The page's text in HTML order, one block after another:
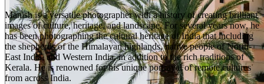
Manish is a versatile photographer with a history of creating brilliant
images of culture, heritage, and landscape. For several years now, he
has been photographing the cultural heritage of India that including
the shepherds of the Himalayan highlands, native people of North-
East India, and Western India, in addition to the rich traditions of
Kerala. He is renowned for his unique portrayal of remote cultures
from across India.